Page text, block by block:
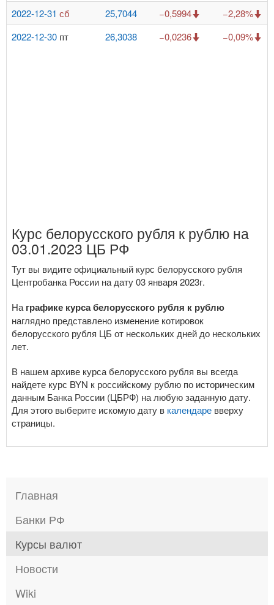
2022-12-31 сб 25,7044 −0,5994
−2,28%
2022-12-30 пт 26,3038 −0,0236 −0,09%
Курс белорусского рубля к рублю на
03.01.2023 ЦБ РФ
Тут вы видите официальный курс белорусского рубля
Центробанка России на дату 03 января 2023г.
На графике курса белорусского рубля к рублю
наглядно представлено изменение котировок
белорусского рубля ЦБ от нескольких дней до нескольких
лет.
В нашем архиве курса белорусского рубля вы всегда
найдете курс BYN к российскому рублю по историческим
данным Банка России (ЦБРФ) на любую заданную дату.
Для этого выберите искомую дату в календаре вверху
страницы.
Главная
Банки РФ
Курсы валют
Новости
Wiki